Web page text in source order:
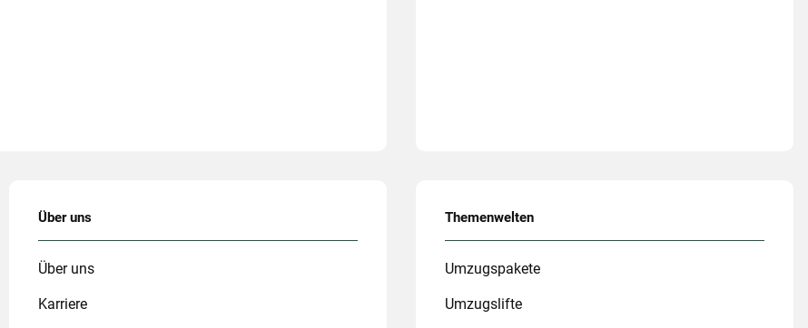
Über uns
Über uns
Karriere
Themenwelten
Umzugspakete
Umzugslifte